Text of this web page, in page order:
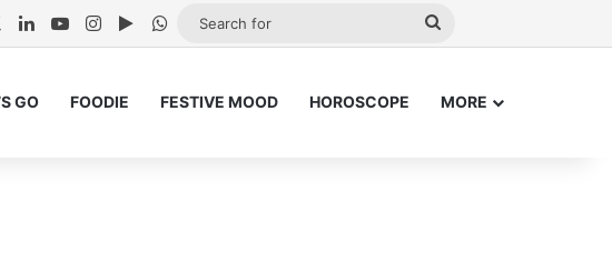
LinkedInYouTubeInstagramGoogle Play
WhatsApp
Search
GO FOODIE FESTIVE MOOD HOROSCOPE MORE